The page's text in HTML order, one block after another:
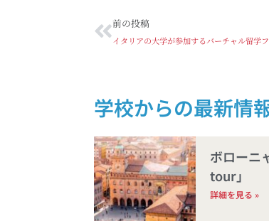
前の投稿
学校からの最新情
ボローニ
tour」
詳細を見る »